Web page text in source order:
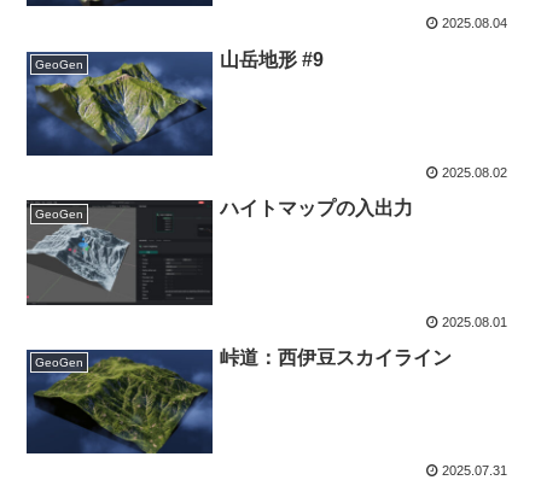
2025.08.04
GeoGen 山岳地形 #9
2025.08.02
GeoGen ハイトマップの入出力
2025.08.01
GeoGen 峠道：西伊豆スカイライン
2025.07.31